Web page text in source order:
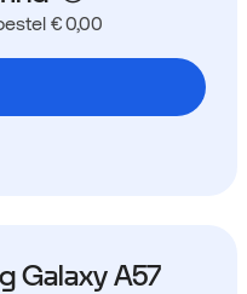
€ 0,00
Galaxy A57